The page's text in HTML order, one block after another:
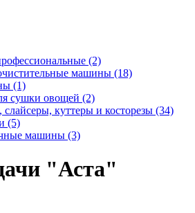
(2)
машины (18)
(1)
сушки овощей (2)
куттеры и косторезы (34)
(5)
машины (3)
"Аста"